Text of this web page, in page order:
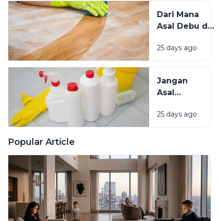
Hama
Lainnya Ke
Dari Mana
Asal Debu di
Kenali
Penyebab
Mengatasinya
25 days ago
Jangan
Asal
Bahan
Pembersih
25 days ago
Popular Article